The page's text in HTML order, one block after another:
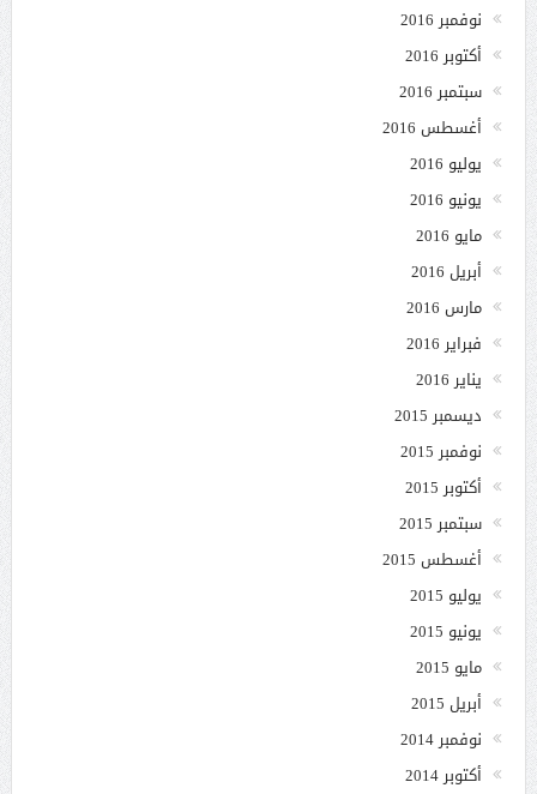
نوفمبر 2016
أكتوبر 2016
سبتمبر 2016
أغسطس 2016
يوليو 2016
يونيو 2016
مايو 2016
أبريل 2016
مارس 2016
فبراير 2016
يناير 2016
ديسمبر 2015
نوفمبر 2015
أكتوبر 2015
سبتمبر 2015
أغسطس 2015
يوليو 2015
يونيو 2015
مايو 2015
أبريل 2015
نوفمبر 2014
أكتوبر 2014